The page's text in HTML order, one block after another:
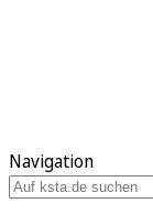
Navigation